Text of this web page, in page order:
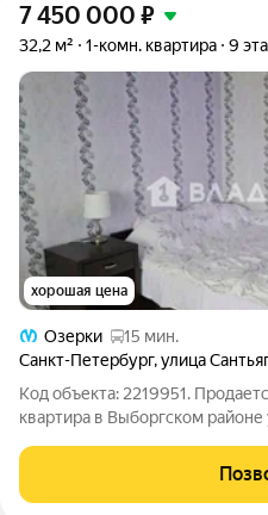
7 450 000 ₽
32,2 м² 1-комн. квартира 9
хорошая цена
Озерки
15 мин.
Санкт-Петербург,улица
Код объекта: 2219951.
квартира в Выборгском
застеклённый балкон 3.8 м2. В
кладовая для различных